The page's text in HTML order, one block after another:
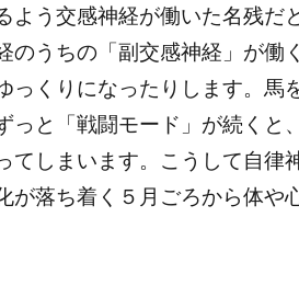
よう交感神経が働いた名残だ
うちの「副交感神経」が働
っくりになったりします。馬
っと「戦闘モード」が続くと
てしまいます。こうして自律
が落ち着く５月ごろから体や